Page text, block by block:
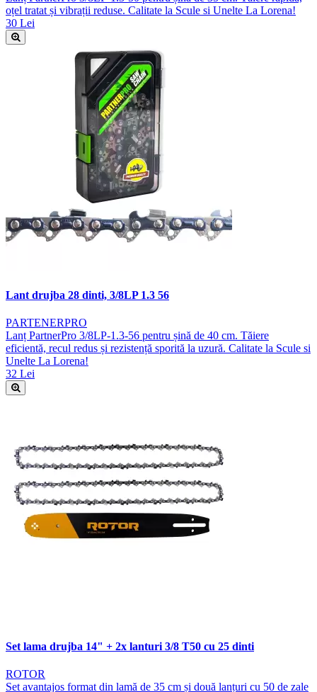
oțel tratat și vibrații reduse. Calitate la Scule si Unelte La Lorena!
30 Lei
Lant drujba 28 dinti, 3/8LP 1.3 56
PARTENERPRO
Lanț PartnerPro 3/8LP-1.3-56 pentru șină de 40 cm. Tăiere
eficientă, recul redus și rezistență sporită la uzură. Calitate la Scule si
Unelte La Lorena!
32 Lei
Set lama drujba 14" + 2x lanturi 3/8 T50 cu 25 dinti
ROTOR
Set avantajos format din lamă de 35 cm și două lanțuri cu 50 de zale